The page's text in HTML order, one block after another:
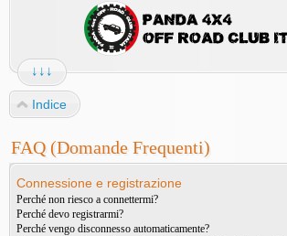
↓↓↓
Indice
FAQ (Domande Frequenti)
Connessione e registrazione
Perché non riesco a connettermi?
Perché devo registrarmi?
Perché vengo disconnesso automaticamente?